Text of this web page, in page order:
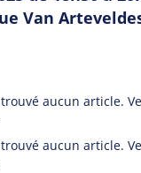
Van
aucun article.
aucun article.